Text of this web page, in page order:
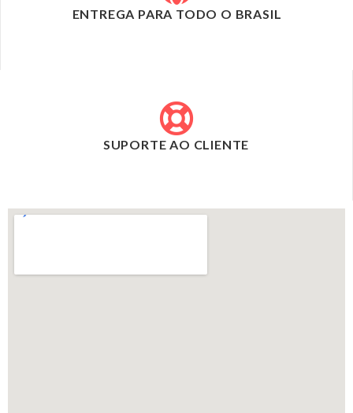
ENTREGA PARA TODO O BRASIL
SUPORTE AO CLIENTE